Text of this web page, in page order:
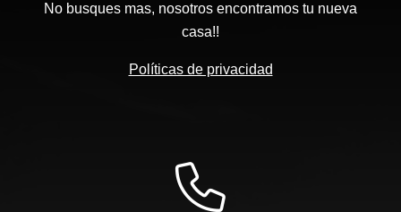
No busques mas, nosotros encontramos tu nueva
casa!!
Políticas de privacidad